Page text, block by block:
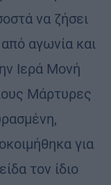
να ζήσει
αγωνία και
Ιερά Μονή
Μάρτυρες
για
τον ίδιο